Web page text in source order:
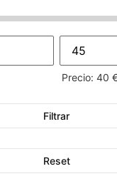
Precio: 40
Filtrar
Reset